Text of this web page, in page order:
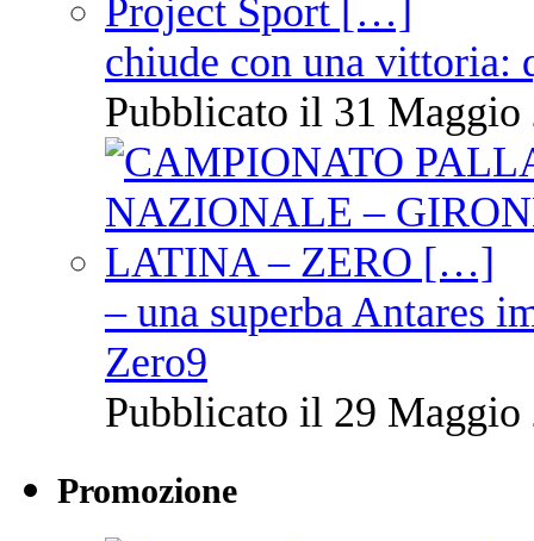
chiude con una vittoria:
Pubblicato il 31 Maggio
– una superba Antares
Zero9
Pubblicato il 29 Maggio
Promozione